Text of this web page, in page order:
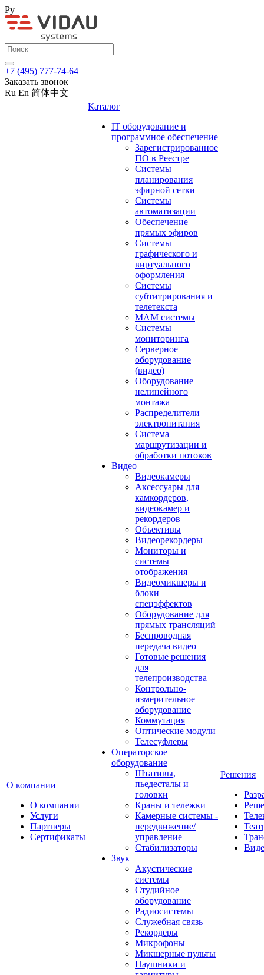
Ру
+7 (495) 777-74-64
Заказать звонок
Ru En 简体中文
О компании
О компании
Услуги
Партнеры
Сертификаты
Каталог
IT оборудование и
программное обеспечение
Зарегистрированное
ПО в Реестре
Системы
планирования
эфирной сетки
Системы
автоматизации
Обеспечение
прямых эфиров
Системы
графического и
виртуального
оформления
Системы
субтитрирования и
телетекста
MAM системы
Системы
мониторинга
Серверное
оборудование
(видео)
Оборудование
нелинейного
монтажа
Распределители
электропитания
Система
маршрутизации и
обработки потоков
Видео
Видеокамеры
Аксессуары для
камкордеров,
видеокамер и
рекордеров
Объективы
Видеорекордеры
Мониторы и
системы
отображения
Видеомикшеры и
блоки
спецэффектов
Оборудование для
прямых трансляций
Беспроводная
передача видео
Готовые решения
для
телепроизводства
Контрольно-
измерительное
оборудование
Коммутация
Оптические модули
Телесуфлеры
Операторское
оборудование
Штативы,
пьедесталы и
головки
Краны и тележки
Камерные системы -
передвижение/
управление
Стабилизаторы
Звук
Акустические
системы
Студийное
оборудование
Радиосистемы
Служебная связь
Рекордеры
Микрофоны
Микшерные пульты
Наушники и
Решения